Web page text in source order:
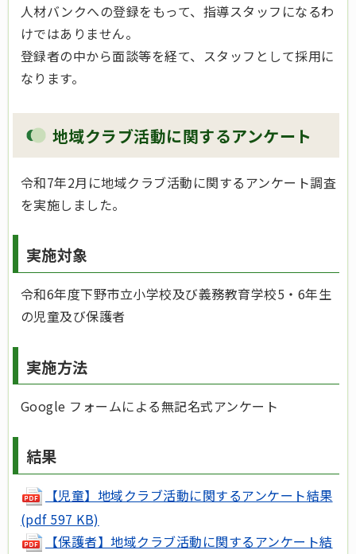
人材バンクへの登録をもって、指導スタッフになるわ
けではありません。
登録者の中から面談等を経て、スタッフとして採用に
なります。
地域クラブ活動に関するアンケート
令和7年2月に地域クラブ活動に関するアンケート調査
を実施しました。
実施対象
令和6年度下野市立小学校及び義務教育学校5・6年生
の児童及び保護者
実施方法
Google フォームによる無記名式アンケート
結果
【児童】地域クラブ活動に関するアンケート結果
(pdf 597 KB)
【保護者】地域クラブ活動に関するアンケート結